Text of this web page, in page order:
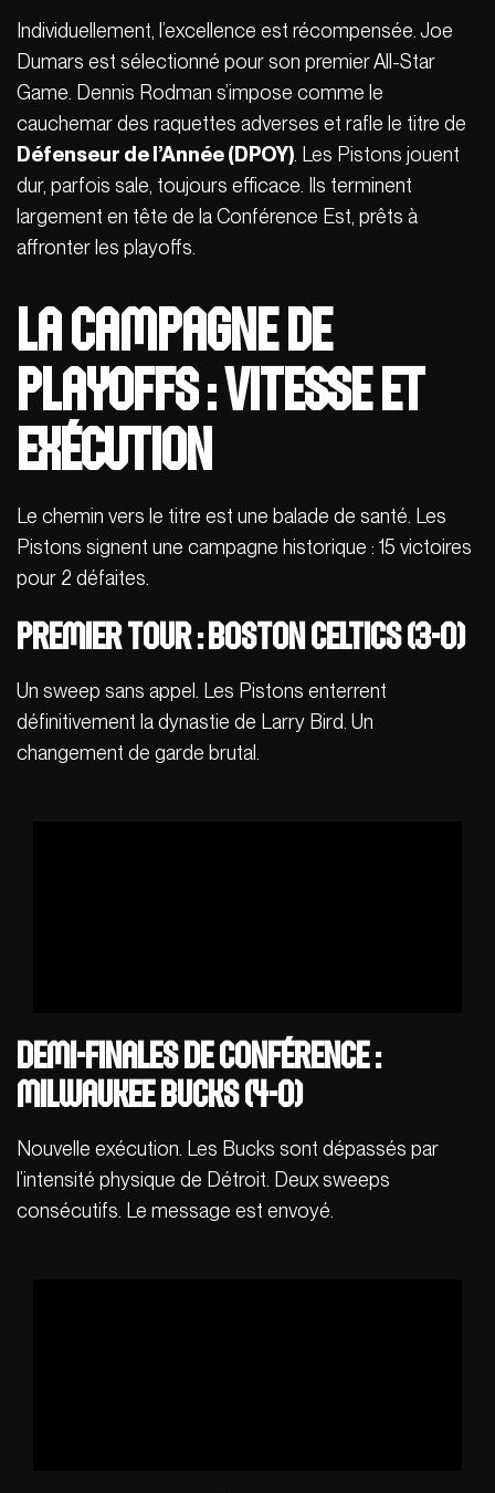
Individuellement, l’excellence est récompensée. Joe
Dumars est sélectionné pour son premier All-Star
Game. Dennis Rodman s’impose comme le
cauchemar des raquettes adverses et rafle le titre de
Défenseur de l’Année (DPOY) . Les Pistons jouent
dur, parfois sale, toujours efficace. Ils terminent
largement en tête de la Conférence Est, prêts à
affronter les playoffs.
La Campagne de
Playoffs : Vitesse et
exécution
Le chemin vers le titre est une balade de santé. Les
Pistons signent une campagne historique : 15 victoires
pour 2 défaites.
Premier Tour : Boston Celtics (3-0)
Un sweep sans appel. Les Pistons enterrent
définitivement la dynastie de Larry Bird. Un
changement de garde brutal.
Demi-Finales de Conférence :
Milwaukee Bucks (4-0)
Nouvelle exécution. Les Bucks sont dépassés par
l’intensité physique de Détroit. Deux sweeps
consécutifs. Le message est envoyé.